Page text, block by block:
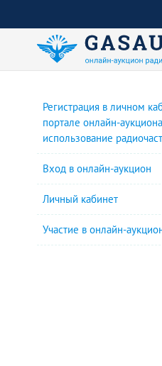
Регистрация в личном
портале онлайн-
использование
Вход в онлайн-аукцион
Личный кабинет
Участие в онлайн-